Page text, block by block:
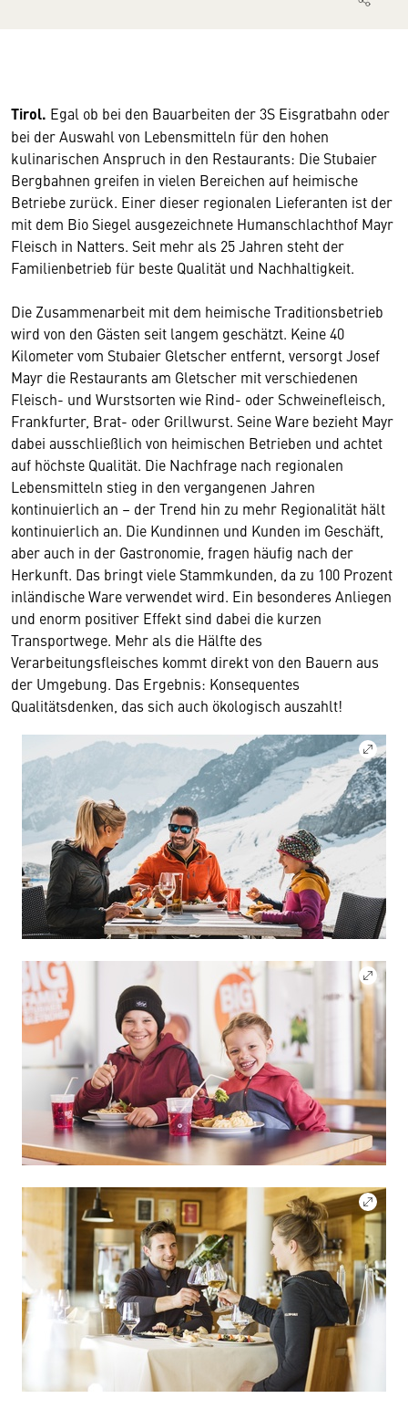
Tirol. Egal ob bei den Bauarbeiten der 3S Eisgratbahn oder
bei der Auswahl von Lebensmitteln für den hohen
kulinarischen Anspruch in den Restaurants: Die Stubaier
Bergbahnen greifen in vielen Bereichen auf heimische
Betriebe zurück. Einer dieser regionalen Lieferanten ist der
mit dem Bio Siegel ausgezeichnete Humanschlachthof Mayr
Fleisch in Natters. Seit mehr als 25 Jahren steht der
Familienbetrieb für beste Qualität und Nachhaltigkeit.
Die Zusammenarbeit mit dem heimische Traditionsbetrieb
wird von den Gästen seit langem geschätzt. Keine 40
Kilometer vom Stubaier Gletscher entfernt, versorgt Josef
Mayr die Restaurants am Gletscher mit verschiedenen
Fleisch- und Wurstsorten wie Rind- oder Schweinefleisch,
Frankfurter, Brat- oder Grillwurst. Seine Ware bezieht Mayr
dabei ausschließlich von heimischen Betrieben und achtet
auf höchste Qualität. Die Nachfrage nach regionalen
Lebensmitteln stieg in den vergangenen Jahren
kontinuierlich an – der Trend hin zu mehr Regionalität hält
kontinuierlich an. Die Kundinnen und Kunden im Geschäft,
aber auch in der Gastronomie, fragen häufig nach der
Herkunft. Das bringt viele Stammkunden, da zu 100 Prozent
inländische Ware verwendet wird. Ein besonderes Anliegen
und enorm positiver Effekt sind dabei die kurzen
Transportwege. Mehr als die Hälfte des
Verarbeitungsfleisches kommt direkt von den Bauern aus
der Umgebung. Das Ergebnis: Konsequentes
Qualitätsdenken, das sich auch ökologisch auszahlt!